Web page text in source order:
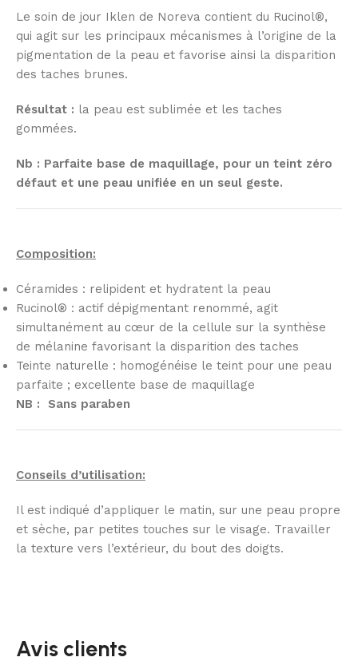
Le soin de jour Iklen de Noreva contient du Rucinol®,
qui agit sur les principaux mécanismes à l’origine de la
pigmentation de la peau et favorise ainsi la disparition
des taches brunes.
Résultat : la peau est sublimée et les taches
gommées.
Nb : Parfaite base de maquillage, pour un teint zéro
défaut et une peau unifiée en un seul geste.
Composition:
Céramides : relipident et hydratent la peau
Rucinol® : actif dépigmentant renommé, agit
simultanément au cœur de la cellule sur la synthèse
de mélanine favorisant la disparition des taches
Teinte naturelle : homogénéise le teint pour une peau
parfaite ; excellente base de maquillage
NB : Sans paraben
Conseils d’utilisation:
Il est indiqué d’appliquer le matin, sur une peau propre
et sèche, par petites touches sur le visage. Travailler
la texture vers l’extérieur, du bout des doigts.
Avis clients